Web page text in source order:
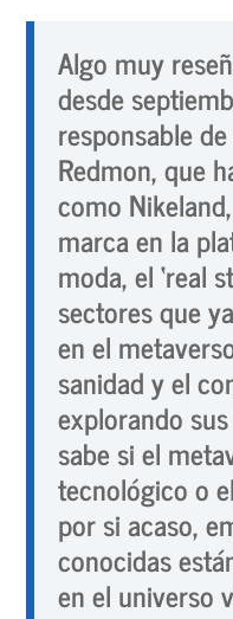
Algo muy
desde
responsable
Redmon, que
como
marca en la
moda, el ‘real
sectores que
en el
sanidad y el
explorando
sabe si el
tecnológico o
por si acaso,
conocidas
en el universo